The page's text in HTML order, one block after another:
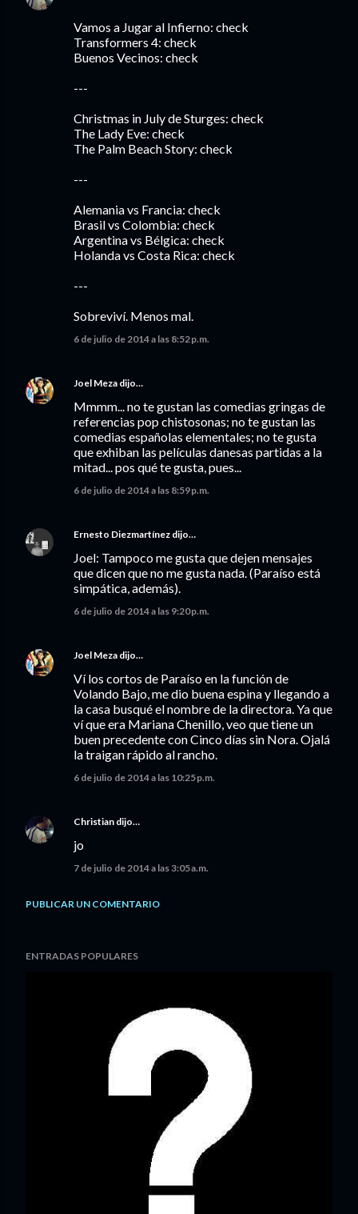
Vamos a Jugar al Infierno: check
Transformers 4: check
Buenos Vecinos: check
---
Christmas in July de Sturges: check
The Lady Eve: check
The Palm Beach Story: check
---
Alemania vs Francia: check
Brasil vs Colombia: check
Argentina vs Bélgica: check
Holanda vs Costa Rica: check
---
Sobreviví. Menos mal.
6 de julio de 2014 a las 8:52 p.m.
Joel Meza dijo…
Mmmm... no te gustan las comedias gringas de
referencias pop chistosonas; no te gustan las
comedias españolas elementales; no te gusta
que exhiban las películas danesas partidas a la
mitad... pos qué te gusta, pues...
6 de julio de 2014 a las 8:59 p.m.
Ernesto Diezmartínez dijo…
Joel: Tampoco me gusta que dejen mensajes
que dicen que no me gusta nada. (Paraíso está
simpática, además).
6 de julio de 2014 a las 9:20 p.m.
Joel Meza dijo…
Ví los cortos de Paraíso en la función de
Volando Bajo, me dio buena espina y llegando a
la casa busqué el nombre de la directora. Ya que
ví que era Mariana Chenillo, veo que tiene un
buen precedente con Cinco días sin Nora. Ojalá
la traigan rápido al rancho.
6 de julio de 2014 a las 10:25 p.m.
Christian dijo…
jo
7 de julio de 2014 a las 3:05 a.m.
PUBLICAR UN COMENTARIO
ENTRADAS POPULARES